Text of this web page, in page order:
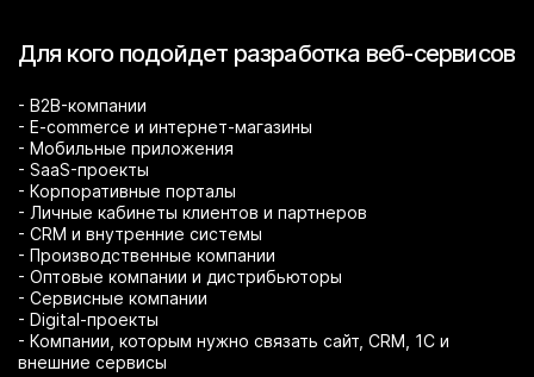
Для кого подойдет разработка веб-сервисов
- B2B-компании
- E-commerce и интернет-магазины
- Мобильные приложения
- SaaS-проекты
- Корпоративные порталы
- Личные кабинеты клиентов и партнеров
- CRM и внутренние системы
- Производственные компании
- Оптовые компании и дистрибьюторы
- Сервисные компании
- Digital-проекты
- Компании, которым нужно связать сайт, CRM, 1С и
внешние сервисы